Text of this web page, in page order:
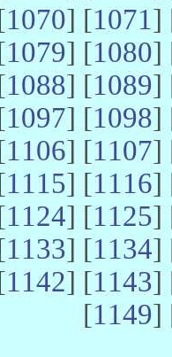
1070] [1071]
1079] [1080]
1088] [1089]
1097] [1098]
1106] [1107]
1115] [1116]
1124] [1125]
1133] [1134]
1142] [1143]
[1149]